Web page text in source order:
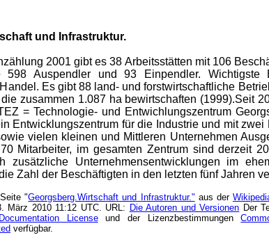
und Infrastruktur.
2001 gibt es 38 Arbeitsstätten mit 106
598 Auspendler und 93 Einpendler. Wichtigste
Es gibt 88 land- und forstwirtschaftliche
zusammen 1.087 ha bewirtschaften (1999).Seit
= Technologie- und Entwichlungszentrum
Entwicklungszentrum für die Industrie und mit zwei
vielen kleinen und Mittleren Unternehmen
Mitarbeiter, im gesamten Zentrum sind derzeit
zusätzliche Unternehmensentwicklungen im
Zahl der Beschäftigten in den letzten fünf Jahren
"Georgsberg.Wirtschaft und Infrastruktur." aus der
März 2010 11:12 UTC. URL: Die Autoren und Versionen Der
Licenseund der Lizenzbestimmungen
verfügbar.